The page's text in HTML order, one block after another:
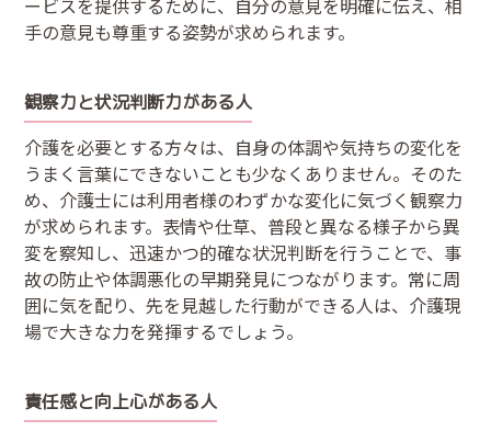
ービスを提供するために、自分の意見を明確に伝え、相
手の意見も尊重する姿勢が求められます。
観察力と状況判断力がある人
介護を必要とする方々は、自身の体調や気持ちの変化を
うまく言葉にできないことも少なくありません。そのた
め、介護士には利用者様のわずかな変化に気づく観察力
が求められます。表情や仕草、普段と異なる様子から異
変を察知し、迅速かつ的確な状況判断を行うことで、事
故の防止や体調悪化の早期発見につながります。常に周
囲に気を配り、先を見越した行動ができる人は、介護現
場で大きな力を発揮するでしょう。
責任感と向上心がある人